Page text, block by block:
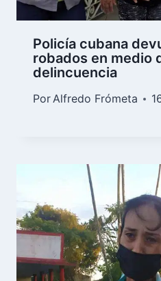
Policía cubana
robados en medio
delincuencia
PorAlfredo Frómeta